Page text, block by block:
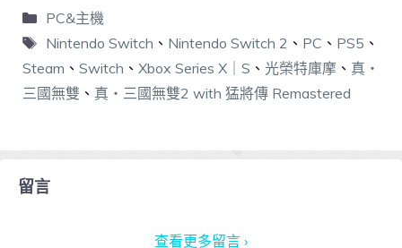
PC&主機
Nintendo Switch 、 Nintendo Switch 2 、 PC 、 PS5 、
Steam 、 Switch 、 Xbox Series X｜S 、 光榮特庫摩 、 真・
三國無雙 、 真・三國無雙2 with 猛將傳 Remastered
留言
查看更多留言 ›